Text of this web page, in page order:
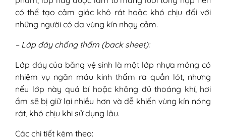
có thể tạo cảm giác khô rát hoặc khó chịu đối với
những người có da vùng kín nhạy cảm.
– Lớp đáy chống thấm (back sheet):
Lớp đáy của băng vệ sinh là một lớp nhựa mỏng có
nhiệm vụ ngăn máu kinh thấm ra quần lót, nhưng
nếu lớp này quá bí hoặc không đủ thoáng khí, hơi
ẩm sẽ bị giữ lại nhiều hơn và dễ khiến vùng kín nóng
rát, khó chịu khi sử dụng lâu.
Các chi tiết kèm theo: